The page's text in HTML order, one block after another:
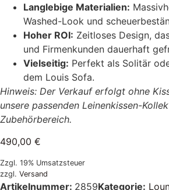
Langlebige Materialien:
Washed-Look und
Hoher ROI: Zeitloses Design,
und Firmenkunden dauerhaft
Vielseitig: Perfekt als Solitär
dem Louis Sofa.
Hinweis: Der Verkauf erfolgt ohne
unsere passenden Leinenkissen-
Zubehörbereich.
490,00 €
Zzgl. 19% Umsatzsteuer
zzgl. Versand
Artikelnummer: 2859Kategorie: